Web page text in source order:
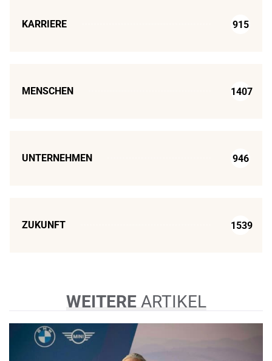
KARRIERE 915
MENSCHEN 1407
UNTERNEHMEN 946
ZUKUNFT 1539
WEITEREARTIKEL